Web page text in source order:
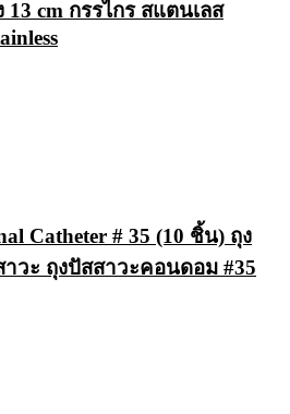
cm กรรไกร สแตนเลส
Catheter # 35 (10 ชิ้น) ถุง
วะ ถุงปัสสาวะคอนดอม #35